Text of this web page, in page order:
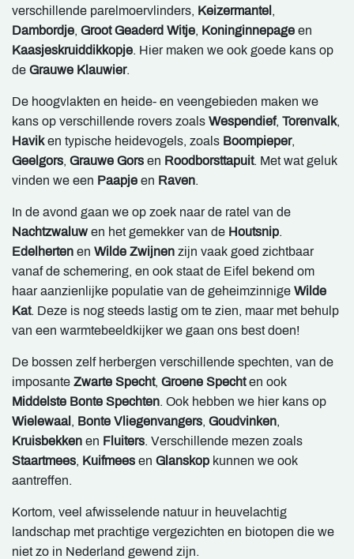
verschillende parelmoervlinders, Keizermantel ,
Dambordje, Groot Geaderd Witje, Koninginnepage en
Kaasjeskruiddikkopje. Hier maken we ook goede kans op
de Grauwe Klauwier.
De hoogvlakten en heide- en veengebieden maken we
kans op verschillende rovers zoals Wespendief, Torenvalk,
Haviken typische heidevogels, zoals Boompieper,
Geelgors, Grauwe Gors en Roodborsttapuit. Met wat geluk
vinden we een Paapje en Raven.
In de avond gaan we op zoek naar de ratel van de
Nachtzwaluw en het gemekker van de Houtsnip.
Edelherten en Wilde Zwijnen zijn vaak goed zichtbaar
vanaf de schemering, en ook staat de Eifel bekend om
haar aanzienlijke populatie van de geheimzinnige Wilde
Kat. Deze is nog steeds lastig om te zien, maar met behulp
van een warmtebeeldkijker we gaan ons best doen!
De bossen zelf herbergen verschillende spechten, van de
imposante Zwarte Specht, Groene Spechten ook
Middelste Bonte Spechten. Ook hebben we hier kans op
Wielewaal , Bonte Vliegenvangers, Goudvinken,
Kruisbekken en Fluiters. Verschillende mezen zoals
Staartmees, Kuifmees en Glanskop kunnen we ook
aantreffen.
Kortom, veel afwisselende natuur in heuvelachtig
landschap met prachtige vergezichten en biotopen die we
niet zo in Nederland gewend zijn.